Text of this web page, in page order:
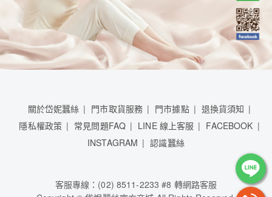
關於岱妮蠶絲 門市取貨服務 門市據點
退換貨須知
隱私權政策
常見問題FAQ LINE 線上客服
FACEBOOK
INSTAGRAM
認識蠶絲
客服專線：(02) 8511-2233 #8 轉網路客服